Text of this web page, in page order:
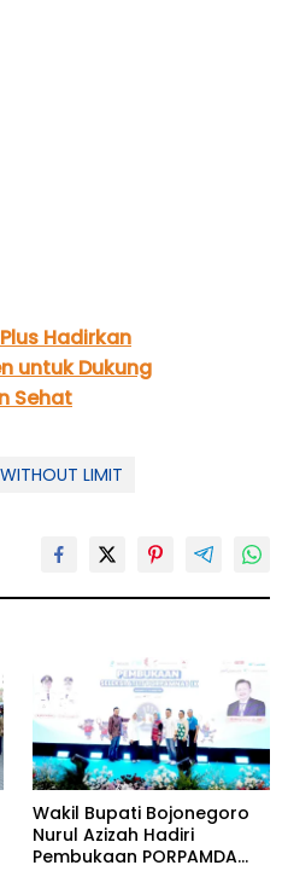
Hadirkan
untuk Dukung
Sehat
WITHOUT LIMIT
Wakil Bupati Bojonegoro
Nurul Azizah Hadiri
Pembukaan PORPAMDA